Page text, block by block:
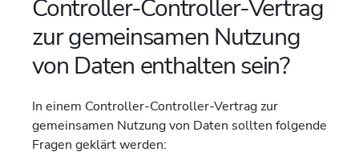
Controller-Controller-Vertrag
zur gemeinsamen Nutzung
von Daten enthalten sein?
In einem Controller-Controller-Vertrag zur
gemeinsamen Nutzung von Daten sollten folgende
Fragen geklärt werden: